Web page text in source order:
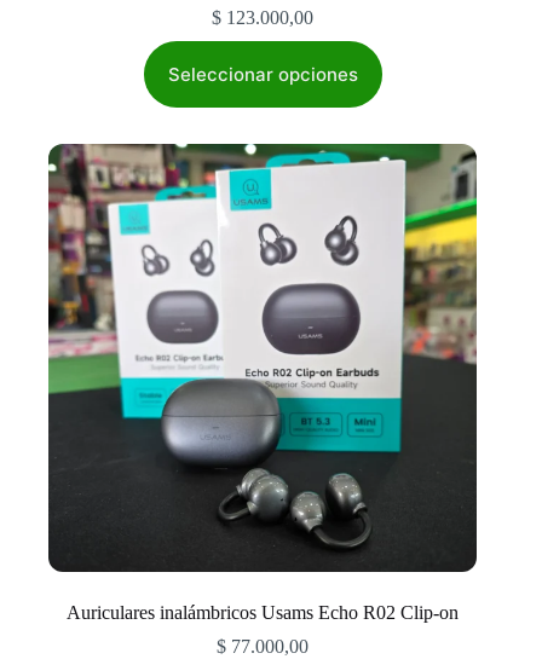
$ 123.000,00
Seleccionar opciones
producto
Las
se
pueden
elegir
en
la
página
de
producto
Auriculares inalámbricos Usams Echo R02 Clip-on
$ 77.000,00